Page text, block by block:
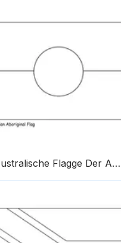
Australische Flagge Der Aborigines